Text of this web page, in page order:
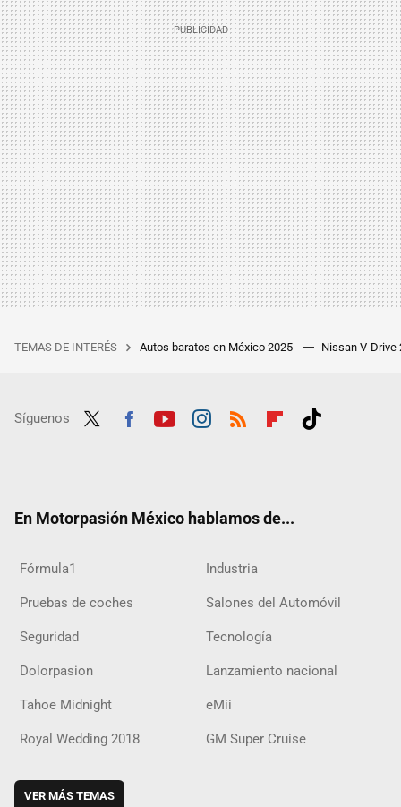
TEMAS DE INTERÉS Autos baratos en México 2025 Nissan V-Drive
Síguenos
En Motorpasión México hablamos de...
Fórmula1 Industria
Pruebas de coches Salones del Automóvil
Seguridad Tecnología
Dolorpasion Lanzamiento nacional
Tahoe Midnight eMii
Royal Wedding 2018 GM Super Cruise
VER MÁS TEMAS